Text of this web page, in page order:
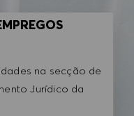
na secção de
Jurídico da